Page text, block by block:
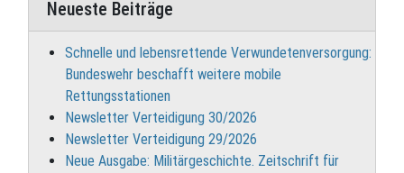
Neueste Beiträge
Schnelle und lebensrettende Verwundetenversorgung:
Bundeswehr beschafft weitere mobile
Rettungsstationen
Newsletter Verteidigung 30/2026
Newsletter Verteidigung 29/2026
Neue Ausgabe: Militärgeschichte. Zeitschrift für